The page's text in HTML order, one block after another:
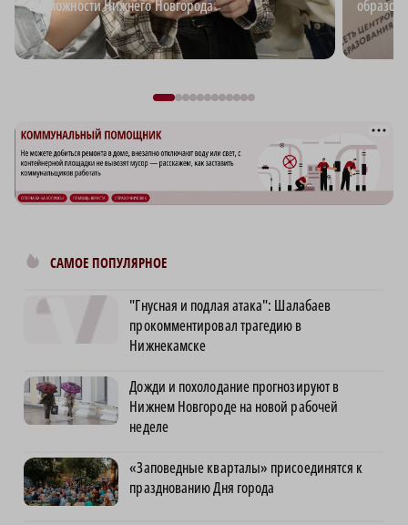
возможности Нижнего Новгорода
САМОЕ ПОПУЛЯРНОЕ
"Гнусная и подлая атака": Шалабаев
прокомментировал трагедию в
Нижнекамске
Дожди и похолодание прогнозируют в
Нижнем Новгороде на новой рабочей
неделе
«Заповедные кварталы» присоединятся к
празднованию Дня города